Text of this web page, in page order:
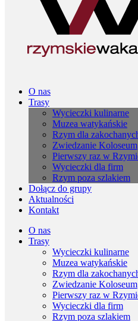
O nas
Trasy
Wycieczki kulinarne
Muzea watykańskie
Rzym dla
Zwiedzanie Koloseum
Pierwszy raz w
Wycieczki dla firm
Rzym poza szlakiem
Dołącz do grupy
Aktualności
Kontakt
O nas
Trasy
Wycieczki kulinarne
Muzea watykańskie
Rzym dla
Zwiedzanie Koloseum
Pierwszy raz w
Wycieczki dla firm
Rzym poza szlakiem